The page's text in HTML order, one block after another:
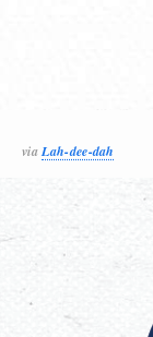
viaLah-dee-dah